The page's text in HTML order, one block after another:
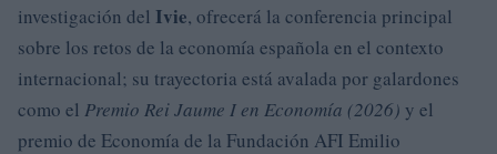
investigación del Ivie, ofrecerá la conferencia principal
sobre los retos de la economía española en el contexto
internacional; su trayectoria está avalada por galardones
como el Premio Rei Jaume I en Economía (2026) y el
premio de Economía de la Fundación AFI Emilio